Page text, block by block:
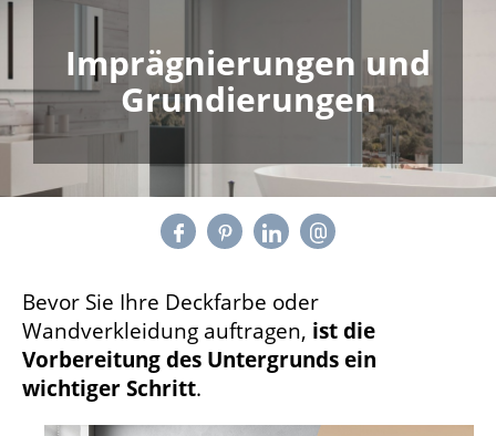
Imprägnierungen und
Grundierungen
Bevor Sie Ihre Deckfarbe oder
Wandverkleidung auftragen, ist die
Vorbereitung des Untergrunds ein
wichtiger Schritt.